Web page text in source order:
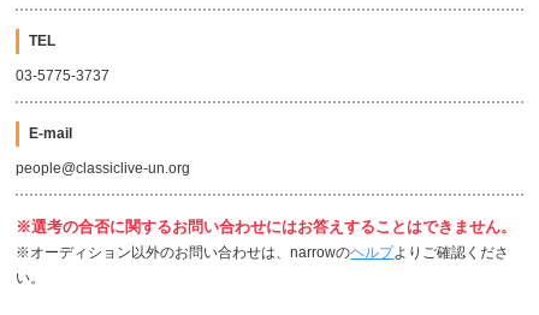
TEL
03-5775-3737
E-mail
people@classiclive-un.org
※選考の合否に関するお問い合わせにはお答えすることはできません。
※オーディション以外のお問い合わせは、narrowのヘルプよりご確認くださ
い。